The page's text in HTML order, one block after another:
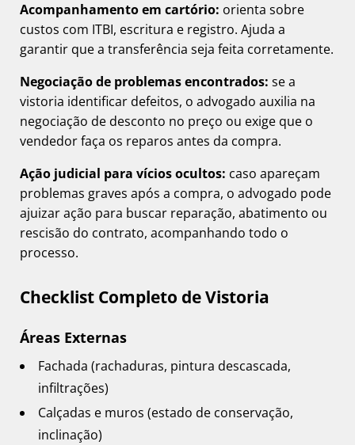
Acompanhamento em cartório: orienta sobre
custos com ITBI, escritura e registro. Ajuda a
garantir que a transferência seja feita corretamente.
Negociação de problemas encontrados: se a
vistoria identificar defeitos, o advogado auxilia na
negociação de desconto no preço ou exige que o
vendedor faça os reparos antes da compra.
Ação judicial para vícios ocultos: caso apareçam
problemas graves após a compra, o advogado pode
ajuizar ação para buscar reparação, abatimento ou
rescisão do contrato, acompanhando todo o
processo.
Checklist Completo de Vistoria
Áreas Externas
Fachada (rachaduras, pintura descascada,
infiltrações)
Calçadas e muros (estado de conservação,
inclinação)